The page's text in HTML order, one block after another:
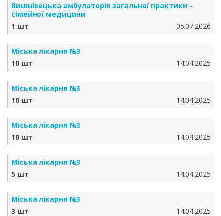
Вишнівецька амбулаторія загальної практики -
сімейної медицини
1 шт
05.07.2026
Міська лікарня №3
10 шт
14.04.2025
Міська лікарня №3
10 шт
14.04.2025
Міська лікарня №3
10 шт
14.04.2025
Міська лікарня №3
5 шт
14.04.2025
Міська лікарня №3
3 шт
14.04.2025